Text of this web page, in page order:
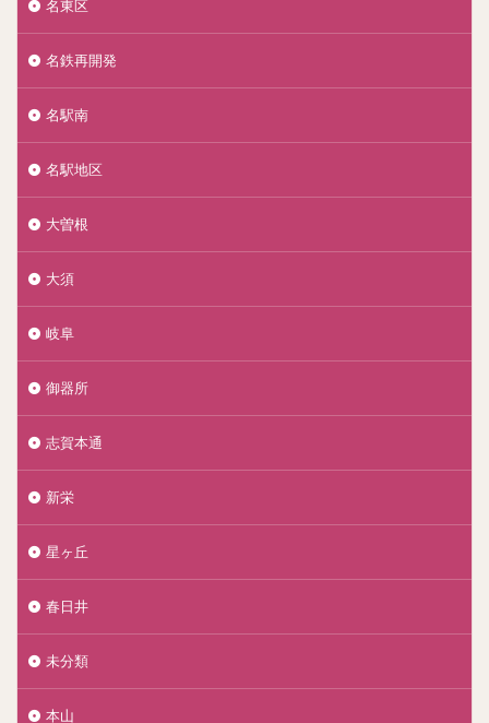
名東区
名鉄再開発
名駅南
名駅地区
大曽根
大須
岐阜
御器所
志賀本通
新栄
星ヶ丘
春日井
未分類
本山